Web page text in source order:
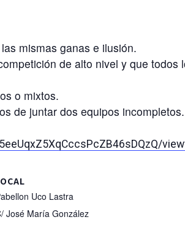
mismas ganas e ilusión.
de alto nivel y que todos
o mixtos.
de juntar dos equipos incompletos.
Uco Lastra
José María González